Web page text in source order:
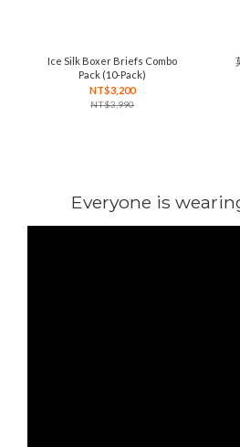
Ice Silk Boxer Briefs Combo
Pack (10-Pack)
NT$3,200
NT$3,990
Everyone is